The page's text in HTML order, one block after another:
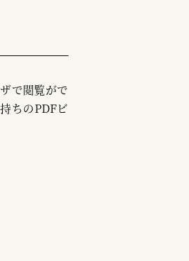
で閲覧がで
ちのPDFビ